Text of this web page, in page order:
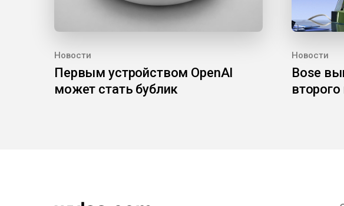
Новости
Первым устройством OpenAI
может стать бублик
Новости
Bose